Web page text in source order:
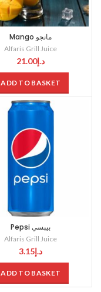
Mango مانجو
Alfaris Grill Juice
د.إ21.00
ADD TO BASKET
Pepsi بيبسي
Alfaris Grill Juice
د.إ3.15
ADD TO BASKET